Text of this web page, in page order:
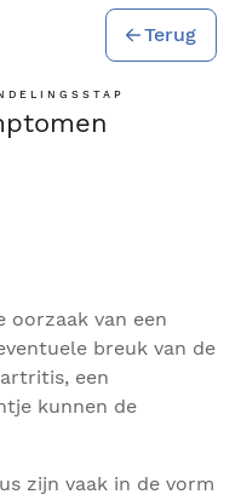
Terug
oorzaak van een
breuk van de
een
kunnen de
zijn vaak in de vorm